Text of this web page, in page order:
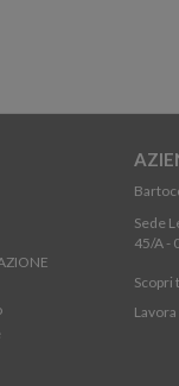
Sede
45/A -
Scopri